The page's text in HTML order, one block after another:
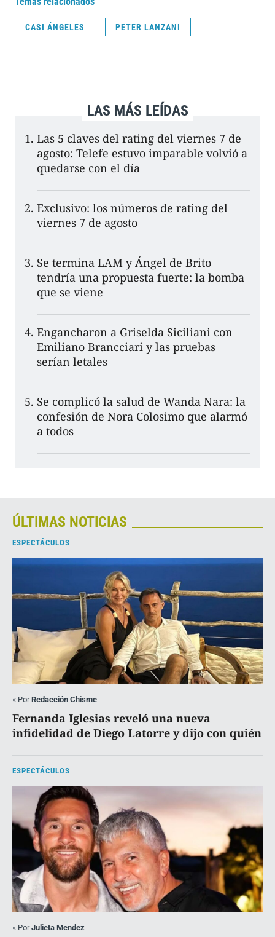
CASI ÁNGELES PETER LANZANI
LAS MÁS LEÍDAS
Las 5 claves del rating del viernes 7 de
agosto: Telefe estuvo imparable volvió a
quedarse con el día
Exclusivo: los números de rating del
viernes 7 de agosto
Se termina LAM y Ángel de Brito
tendría una propuesta fuerte: la bomba
que se viene
Engancharon a Griselda Siciliani con
Emiliano Brancciari y las pruebas
serían letales
Se complicó la salud de Wanda Nara: la
confesión de Nora Colosimo que alarmó
a todos
ÚLTIMAS NOTICIAS
ESPECTÁCULOS
« PorRedacción Chisme
Fernanda Iglesias reveló una nueva
infidelidad de Diego Latorre y dijo con quién
ESPECTÁCULOS
« PorJulieta Mendez